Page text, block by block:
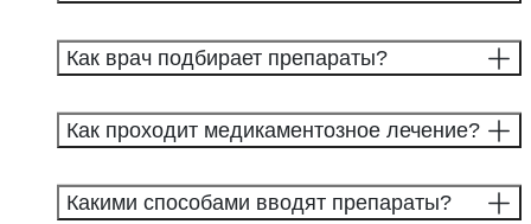
Как врач подбирает препараты?
Как проходит медикаментозное лечение?
Какими способами вводят препараты?